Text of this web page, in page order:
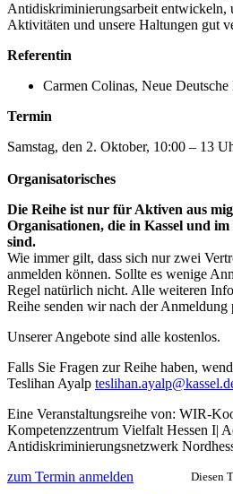
Antidiskriminierungsarbeit entwickeln,
Aktivitäten und unsere Haltungen gut
Referentin
Carmen Colinas, Neue
Termin
Samstag, den 2. Oktober, 10:00 – 13
Organisatorisches
Die Reihe ist nur für Aktiven aus
Organisationen, die in Kassel und
sind.
Wie immer gilt, dass sich nur zwei
anmelden können. Sollte es wenige
Regel natürlich nicht. Alle weiteren
Reihe senden wir nach der Anmeldung
Unserer Angebote sind alle kostenlos.
Falls Sie Fragen zur Reihe haben,
Teslihan Ayalp
Eine Veranstaltungsreihe von: WIR-
Kompetenzzentrum Vielfalt Hessen I|
Antidiskriminierungsnetzwerk
zum Termin anmelden
Diesen